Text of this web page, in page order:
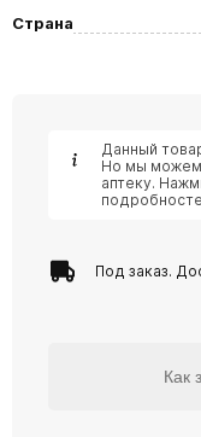
Страна
Данный
Но мы можем
аптеку.
Под заказ.
Как